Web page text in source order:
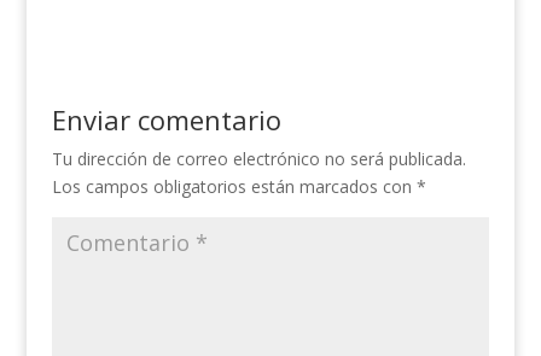
Enviar comentario
Tu dirección de correo electrónico no será publicada.
Los campos obligatorios están marcados con *